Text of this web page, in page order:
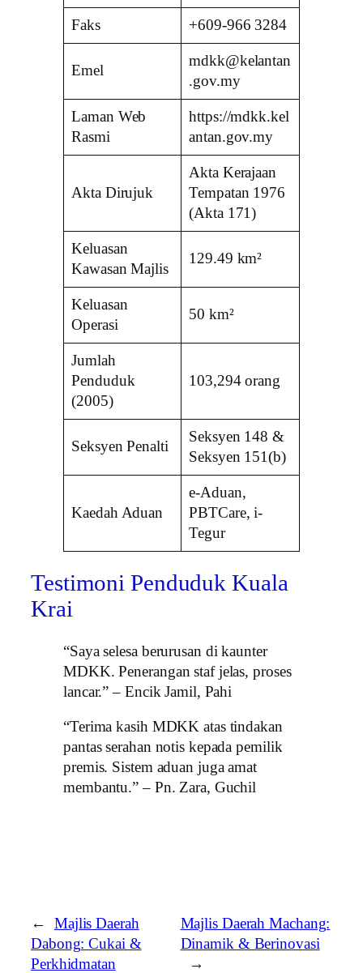
Faks +609-966 3284
Emel
mdkk@kelantan
.gov.my
Laman Web
Rasmi
https://mdkk.kel
antan.gov.my
Akta Dirujuk
Akta Kerajaan
Tempatan 1976
(Akta 171)
Keluasan
Kawasan Majlis
129.49 km²
Keluasan
Operasi
50 km²
Jumlah
Penduduk
(2005)
103,294 orang
Seksyen Penalti
Seksyen 148 &
Seksyen 151(b)
Kaedah Aduan
e-Aduan,
PBTCare, i-
Tegur
Testimoni Penduduk Kuala
Krai
“Saya selesa berurusan di kaunter
MDKK. Penerangan staf jelas, proses
lancar.” – Encik Jamil, Pahi
“Terima kasih MDKK atas tindakan
pantas serahan notis kepada pemilik
premis. Sistem aduan juga amat
membantu.” – Pn. Zara, Guchil
←
Majlis Daerah
Dabong: Cukai &
Perkhidmatan
Majlis Daerah Machang:
Dinamik & Berinovasi
→